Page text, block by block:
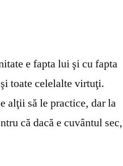
e fapta lui şi cu fapta
toate celelalte virtuţi.
alţii să le practice, dar la
că dacă e cuvântul sec,